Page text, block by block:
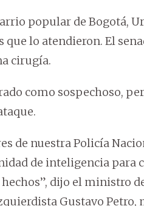
popular de Bogotá,
lo atendieron. El
cirugía.
como sospechoso,
de nuestra Policía
de inteligencia para
dijo el ministro
Gustavo Petro,